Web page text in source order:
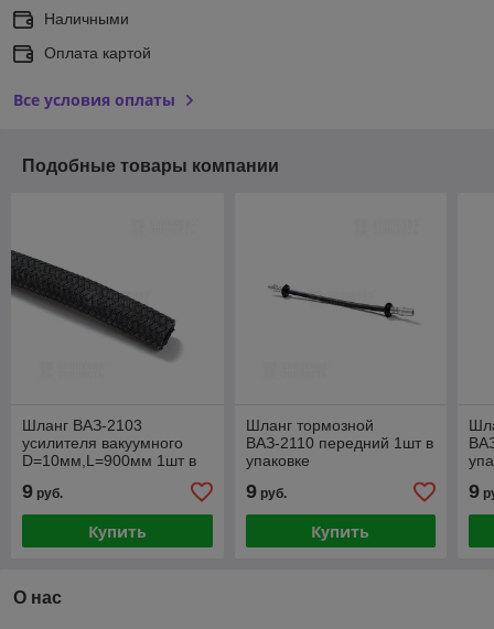
Наличными
Оплата картой
Все условия оплаты
Подобные товары компании
Шланг ВАЗ-2103
усилителя вакуумного
D=10мм,L=900мм 1шт в
9 руб.
Купить
Шланг тормозной
ВАЗ-2110 передний 1шт в
упаковке
9руб.
Купить
9
О нас